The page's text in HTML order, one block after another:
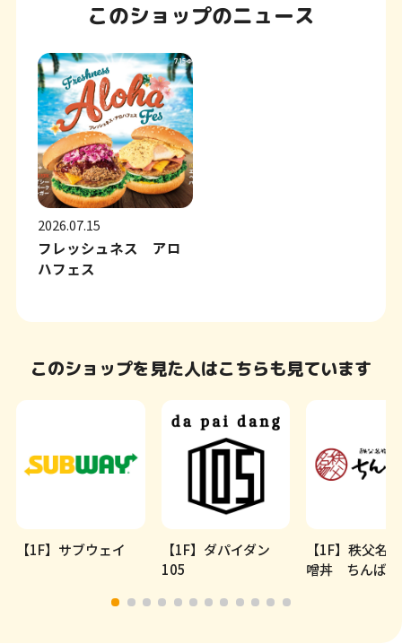
このショップのニュース
2026.07.15
フレッシュネス アロ
ハフェス
このショップを見た人はこちらも見ています
【1F】サブウェイ
【1F】ダパイダン
105
【1F】秩父名
噌丼 ちんばた